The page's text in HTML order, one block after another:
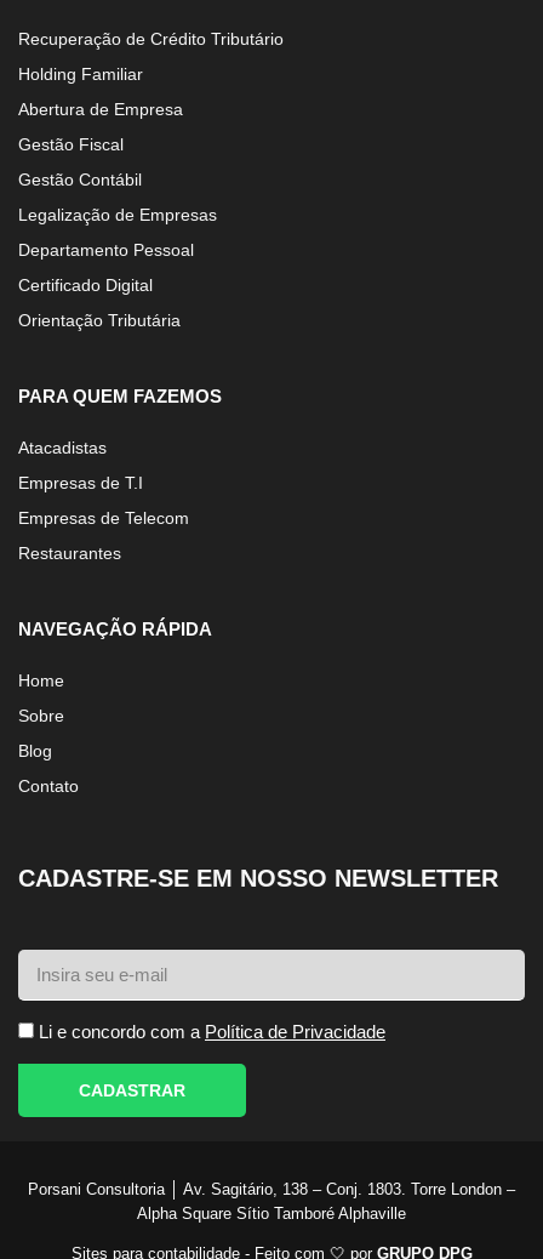
Recuperação de Crédito Tributário
Holding Familiar
Abertura de Empresa
Gestão Fiscal
Gestão Contábil
Legalização de Empresas
Departamento Pessoal
Certificado Digital
Orientação Tributária
PARA QUEM FAZEMOS
Atacadistas
Empresas de T.I
Empresas de Telecom
Restaurantes
NAVEGAÇÃO RÁPIDA
Home
Sobre
Blog
Contato
CADASTRE-SE EM NOSSO NEWSLETTER
Li e concordo com a Política de Privacidade
CADASTRAR
Porsani Consultoria │ Av. Sagitário, 138 – Conj. 1803. Torre London –
Alpha Square Sítio Tamboré Alphaville
Sites para contabilidade - Feito com 🤍 por GRUPO DPG